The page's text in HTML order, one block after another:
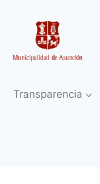
Transparencia